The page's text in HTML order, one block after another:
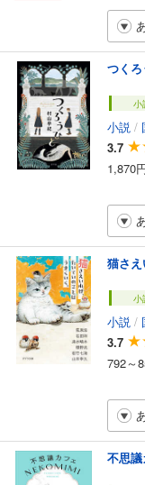
つくろ
小
小説 /
3.7
1,870
猫さえ
小
小説 /
3.7
792～
不思議